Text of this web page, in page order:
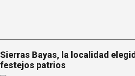
Sierras Bayas, la localidad
festejos patrios